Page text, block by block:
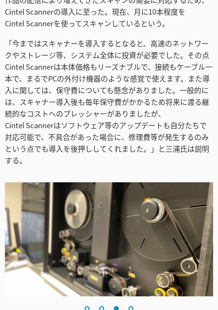
Cintel Scannerの導入に至った。現在、月に10本程度を
Cintel Scannerを使ってスキャンしているという。
「今まではスキャナーを導入するとなると、高速のネットワー
クやストレージ等、システム全体に投資が必要でした。その点
Cintel Scannerは本体価格もリーズナブルで、接続もケーブル一
本で、まるでPCの外付け機器のような感覚で使えます。また導
入に関しては、保守費についても懸念がありました。一般的に
は、スキャナー導入後も毎年保守費がかかるため将来に渡る継
続的なコストへのプレッシャーがありましたが、
Cintel Scannerはソフトウェア等のアップデートも自分たちで
対応可能で、不具合があった場合に、修理費等が発生するのみ
という点でも導入を後押ししてくれました。」と三浦氏は説明
する。